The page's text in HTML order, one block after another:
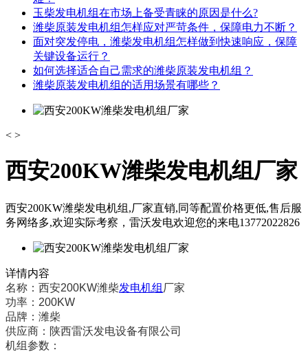
玉柴发电机组在市场上备受青睐的原因是什么?
潍柴原装发电机组怎样应对严苛条件，保障电力不断？
面对突发停电，潍柴发电机组怎样做到快速响应，保障
关键设备运行？
如何选择适合自己需求的潍柴原装发电机组？
潍柴原装发电机组的适用场景有哪些？
< >
西安200KW潍柴发电机组厂家
西安200KW潍柴发电机组,厂家直销,同等配置价格更低,售后服
务网络多,欢迎实际考察，雷沃发电欢迎您的来电13772022826
详情内容
名称：西安200KW潍柴发电机组 厂家
功率：200KW
品牌：潍柴
供应商：陕西雷沃发电设备有限公司
机组参数：